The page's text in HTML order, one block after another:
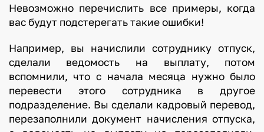
Невозможно перечислить все примеры, когда
вас будут подстерегать такие ошибки!
Например, вы начислили сотруднику отпуск,
сделали ведомость на выплату, потом
вспомнили, что с начала месяца нужно было
перевести этого сотрудника в другое
подразделение. Вы сделали кадровый перевод,
перезаполнили документ начисления отпуска,